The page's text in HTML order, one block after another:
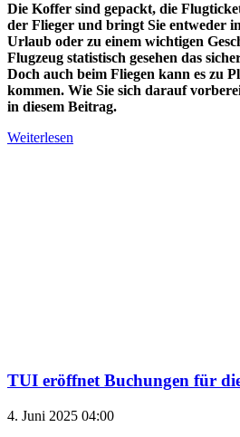
Die Koffer sind gepackt, die
der Flieger und bringt Sie entweder
Urlaub oder zu einem wichtigen
Flugzeug statistisch gesehen das
Doch auch beim Fliegen kann es zu
kommen. Wie Sie sich darauf
in diesem Beitrag.
Weiterlesen
TUI eröffnet Buchungen für
4. Juni 2025 04:00